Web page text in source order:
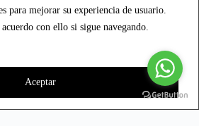
para mejorar su experiencia de usuario.
con ello si sigue navegando.
Aceptar
reserved - Vialmotor